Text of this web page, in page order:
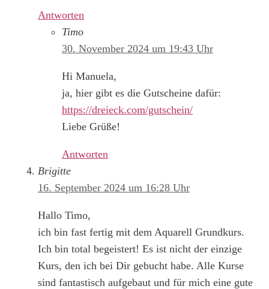
Antworten
Timo
30. November 2024 um 19:43 Uhr
Hi Manuela,
ja, hier gibt es die Gutscheine dafür:
https://dreieck.com/gutschein/
Liebe Grüße!
Antworten
Brigitte
16. September 2024 um 16:28 Uhr
Hallo Timo,
ich bin fast fertig mit dem Aquarell Grundkurs.
Ich bin total begeistert! Es ist nicht der einzige
Kurs, den ich bei Dir gebucht habe. Alle Kurse
sind fantastisch aufgebaut und für mich eine gute